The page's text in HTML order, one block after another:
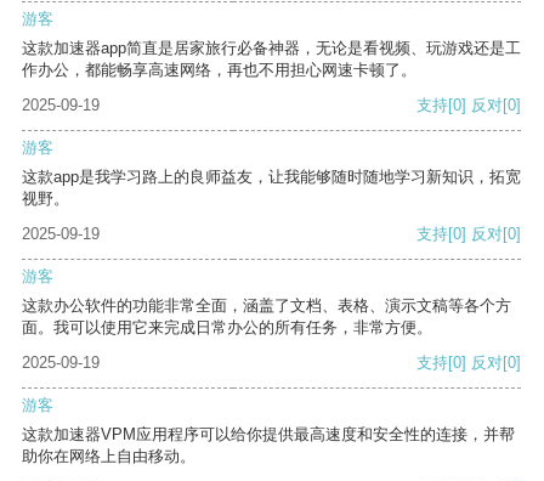
游客
这款加速器app简直是居家旅行必备神器，无论是看视频、玩游戏还是工
作办公，都能畅享高速网络，再也不用担心网速卡顿了。
2025-09-19
支持[0] 反对[0]
游客
这款app是我学习路上的良师益友，让我能够随时随地学习新知识，拓宽
视野。
2025-09-19
支持[0] 反对[0]
游客
这款办公软件的功能非常全面，涵盖了文档、表格、演示文稿等各个方
面。我可以使用它来完成日常办公的所有任务，非常方便。
2025-09-19
支持[0] 反对[0]
游客
这款加速器VPM应用程序可以给你提供最高速度和安全性的连接，并帮
助你在网络上自由移动。